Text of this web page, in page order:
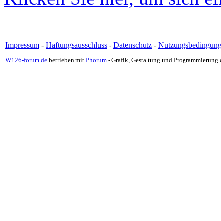
Impressum - Haftungsausschluss - Datenschutz -
W126-forum.de betrieben mit Phorum - Grafik, Gestaltung und Programmierung